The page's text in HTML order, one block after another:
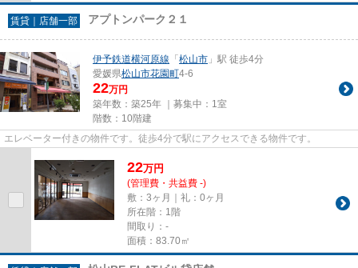
賃貸｜店舗一部 アプトンパーク２１
伊予鉄道横河原線 「 松山市 」駅 徒歩4分
愛媛県松山市花園町4-6
22万円
築年数：築25年 ｜募集中： 1室
階数：10階建
エレベーター付きの物件です。徒歩4分で駅にアクセスできる物件です。
22万円
(管理費・共益費 -)
敷：3ヶ月｜礼：0ヶ月
所在階：1階
間取り：-
面積：83.70㎡